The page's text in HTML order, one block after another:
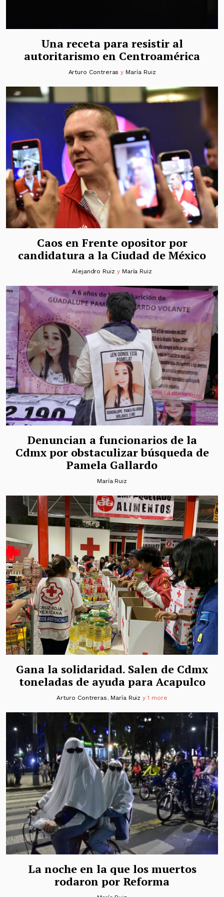
Una receta para resistir al
autoritarismo en Centroamérica
Arturo Contreras y María Ruiz
Caos en Frente opositor por
candidatura a la Ciudad de México
Alejandro Ruiz y María Ruiz
Denuncian a funcionarios de la
Cdmx por obstaculizar búsqueda de
Pamela Gallardo
María Ruiz
Gana la solidaridad. Salen de Cdmx
toneladas de ayuda para Acapulco
Arturo Contreras, María Ruiz y 1 more
La noche en la que los muertos
rodaron por Reforma